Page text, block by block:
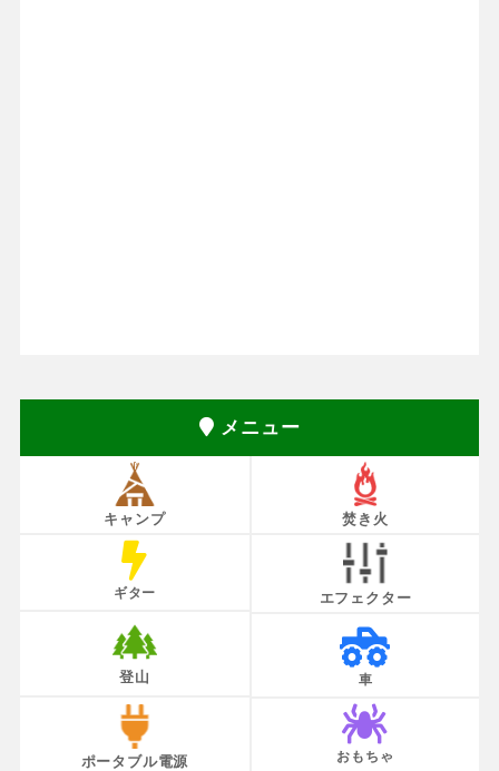
メニュー
キャンプ 焚き火
ギター エフェクター
登山 車
ポータブル電源 おもちゃ